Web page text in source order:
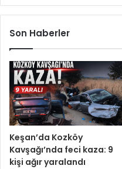
Son Haberler
Keşan’da Kozköy
Kavşağı’nda feci kaza: 9
kişi ağır yaralandı